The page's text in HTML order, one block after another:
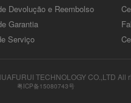
Devolução e Reembolso
Garantia
Serviço
TECHNOLOGY CO.,LTD All
粤ICP备15080743号